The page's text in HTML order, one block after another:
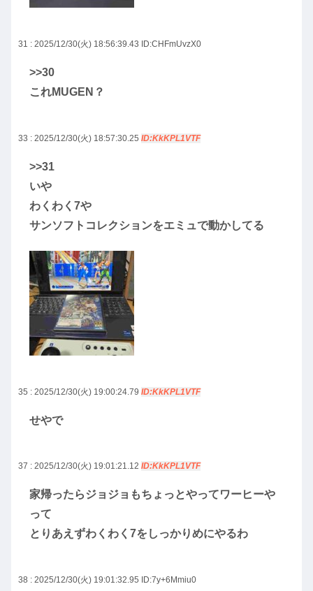
31 : 2025/12/30(火) 18:56:39.43 ID:CHFmUvzX0
>>30
これMUGEN？
33 : 2025/12/30(火) 18:57:30.25 ID:KkKPL1VTF
>>31
いや
わくわく7や
サンソフトコレクションをエミュで動かしてる
35 : 2025/12/30(火) 19:00:24.79 ID:KkKPL1VTF
せやで
37 : 2025/12/30(火) 19:01:21.12 ID:KkKPL1VTF
家帰ったらジョジョもちょっとやってワーヒーや
って
とりあえずわくわく7をしっかりめにやるわ
38 : 2025/12/30(火) 19:01:32.95 ID:7y+6Mmiu0